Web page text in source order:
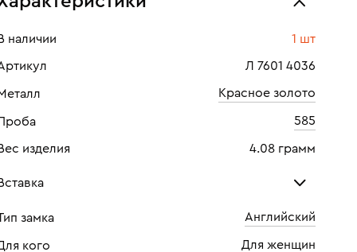
наличии 1 шт
Л 7601 4036
Красное золото
585
изделия 4.08 грамм
Топаз
замка Английский
кого Для женщин